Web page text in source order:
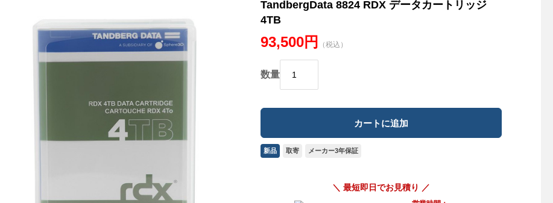
TandbergData 8824 RDX データカートリッジ
4TB
93,500円 （税込）
数量
新品 取寄 メーカー3年保証
＼ 最短即日でお見積り ／